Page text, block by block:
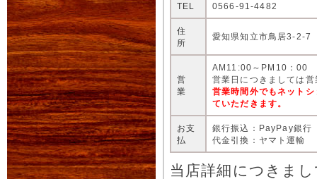
TEL 0566-91-4482
住
所
愛知県知立市鳥居3-2-7
営
業
AM11:00～PM10：00
営業日につきましては
営業時間外でもネット
ていただきます。
お支
払
銀行振込：PayPay銀行
代金引換：ヤマト運輸
当店詳細につきま